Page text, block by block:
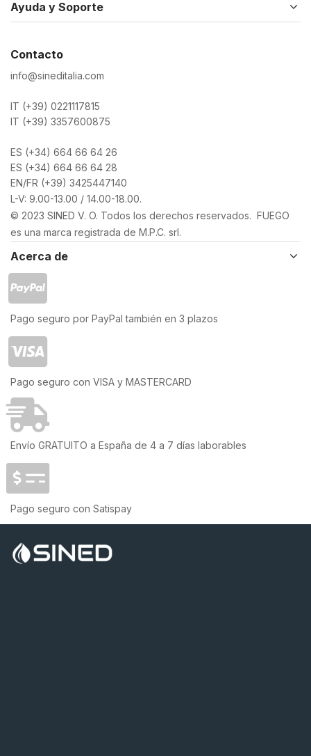
Ayuda y Soporte
Contacto
info@sineditalia.com
IT (+39) 0221117815
IT (+39) 3357600875
ES (+34) 664 66 64 26
ES (+34) 664 66 64 28
EN/FR (+39) 3425447140
L-V: 9.00-13.00 / 14.00-18.00.
© 2023 SINED V. O. Todos los derechos reservados. FUEGO
es una marca registrada de M.P.C. srl.
Acerca de
Pago seguro por PayPal también en 3 plazos
Pago seguro con VISA y MASTERCARD
Envío GRATUITO a España de 4 a 7 días laborables
Pago seguro con Satispay